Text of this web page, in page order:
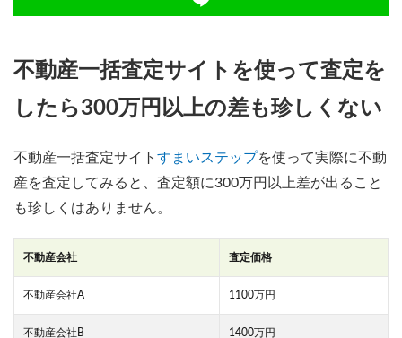
不動産一括査定サイトを使って査定を
したら300万円以上の差も珍しくない
不動産一括査定サイト すまいステップを使って実際に不動
産を査定してみると、査定額に300万円以上差が出ること
も珍しくはありません。
不動産会社 査定価格
不動産会社A 1100万円
不動産会社B 1400万円